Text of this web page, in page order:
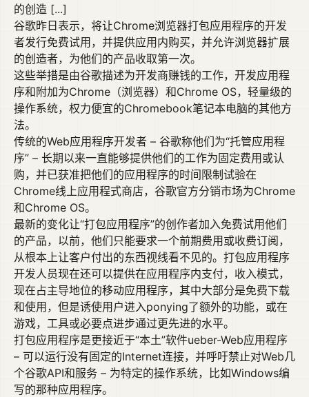
的创造 [...]
谷歌昨日表示，将让Chrome浏览器打包应用程序的开发
者发行免费试用，并提供应用内购买，并允许浏览器扩展
的创造者，为他们的产品收取第一次。
这些举措是由谷歌描述为开发商赚钱的工作，开发应用程
序和附加为Chrome（浏览器）和Chrome OS，轻量级的
操作系统，权力便宜的Chromebook笔记本电脑的其他方
法。
传统的Web应用程序开发者 – 谷歌称他们为“托管应用程
序” – 长期以来一直能够提供他们的工作为固定费用或认
购，并已获准把他们的应用程序的时间限制试验在
Chrome线上应用程式商店，谷歌官方分销市场为Chrome
和Chrome OS。
最新的变化让“打包应用程序”的创作者加入免费试用他们
的产品，以前，他们只能要求一个前期费用或收费订阅，
从根本上让客户付出的东西视线看不见的。打包应用程序
开发人员现在还可以提供在应用程序内支付，收入模式，
现在占主导地位的移动应用程序，其中大部分是免费下载
和使用，但是诱使用户进入ponying了额外的功能，或在
游戏，工具或必要点进步通过更先进的水平。
打包应用程序是更接近于“本土”软件ueber-Web应用程序
– 可以运行没有固定的Internet连接，并呼吁禁止对Web几
个谷歌API和服务 – 为特定的操作系统，比如Windows编
写的那种应用程序。